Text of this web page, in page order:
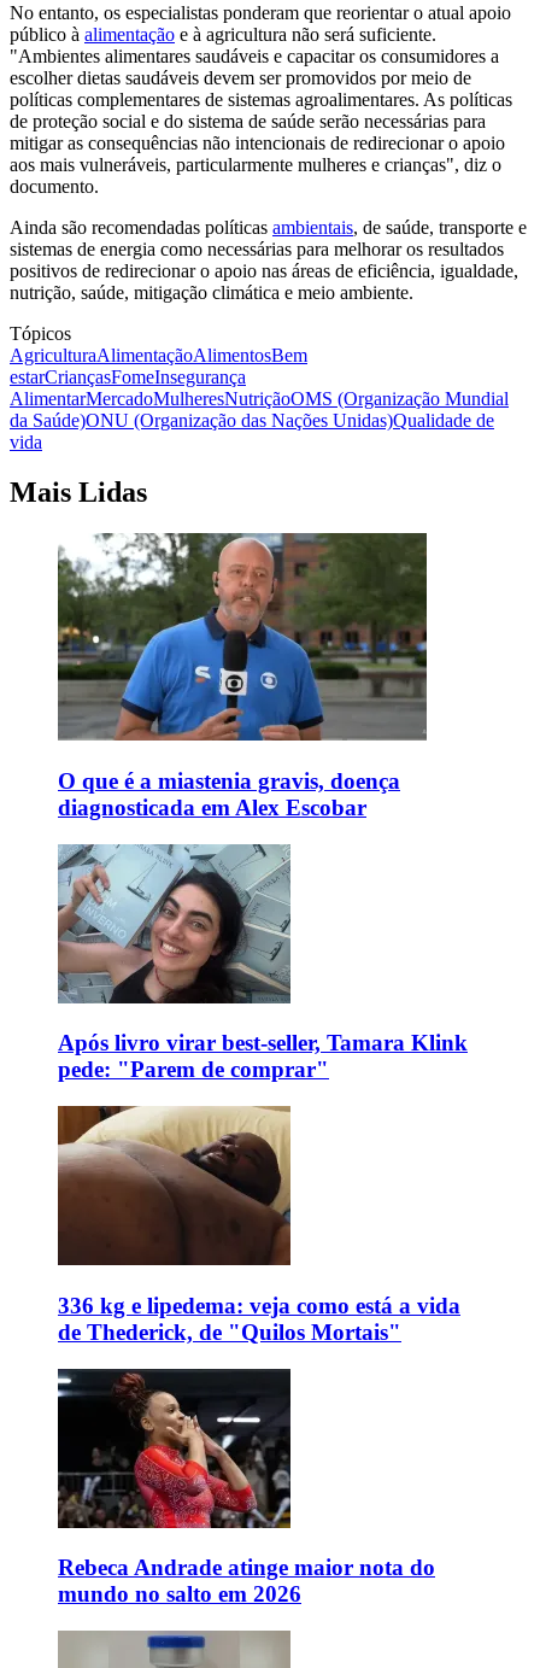
No entanto, os especialistas ponderam que reorientar o atual apoio
público à alimentação e à agricultura não será suficiente.
"Ambientes alimentares saudáveis e capacitar os consumidores a
escolher dietas saudáveis devem ser promovidos por meio de
políticas complementares de sistemas agroalimentares. As políticas
de proteção social e do sistema de saúde serão necessárias para
mitigar as consequências não intencionais de redirecionar o apoio
aos mais vulneráveis, particularmente mulheres e crianças", diz o
documento.
Ainda são recomendadas políticas ambientais, de saúde, transporte e
sistemas de energia como necessárias para melhorar os resultados
positivos de redirecionar o apoio nas áreas de eficiência, igualdade,
nutrição, saúde, mitigação climática e meio ambiente.
Tópicos
AgriculturaAlimentaçãoAlimentosBem
estarCriançasFomeInsegurança
AlimentarMercadoMulheresNutriçãoOMS (Organização Mundial
da Saúde)ONU (Organização das Nações Unidas)Qualidade de
vida
Mais Lidas
O que é a miastenia gravis, doença
diagnosticada em Alex Escobar
Após livro virar best-seller, Tamara Klink
pede: "Parem de comprar"
336 kg e lipedema: veja como está a vida
de Thederick, de "Quilos Mortais"
Rebeca Andrade atinge maior nota do
mundo no salto em 2026